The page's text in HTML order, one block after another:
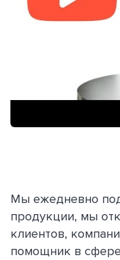
Мы ежедневно
продукции, мы
клиентов,
помощник в